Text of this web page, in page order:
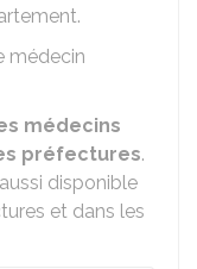
médecin
médecins
préfectures.
disponible
et dans les